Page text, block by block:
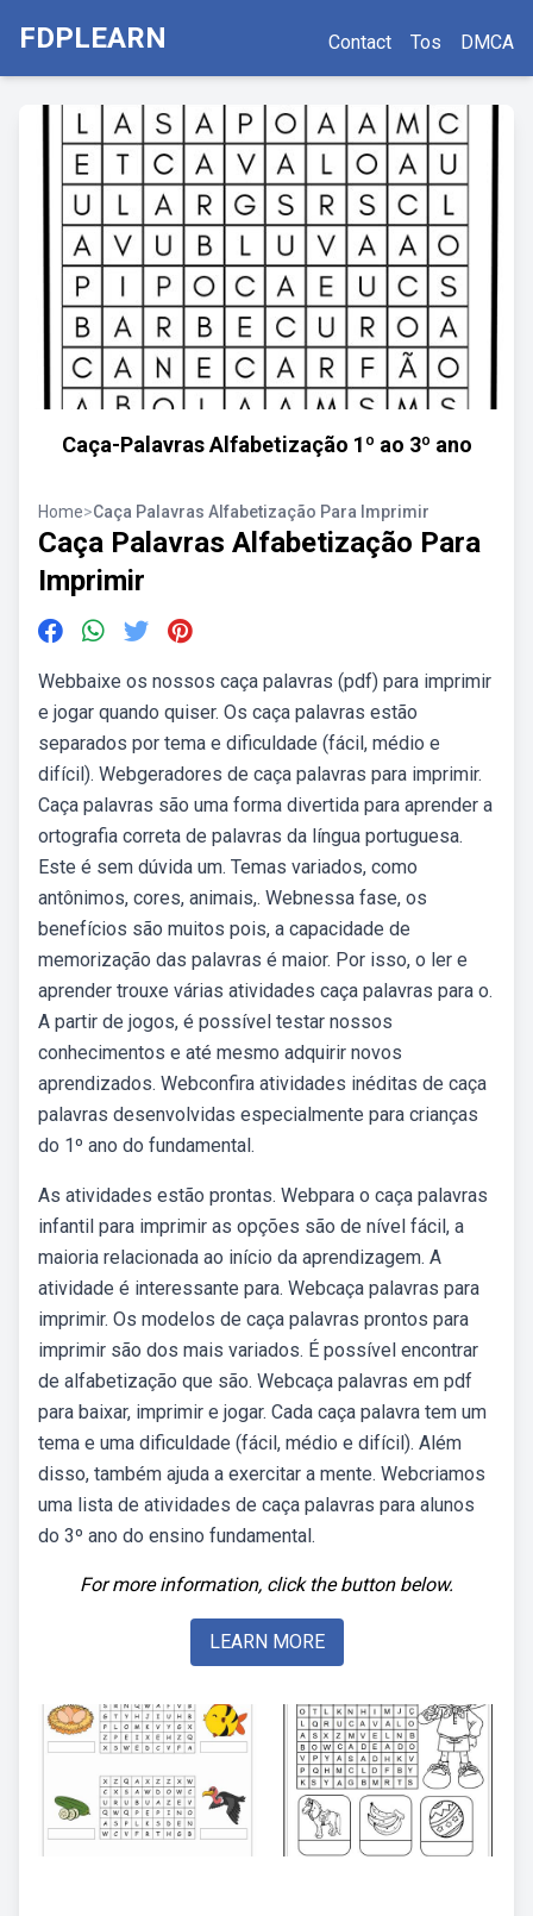
FDPLEARN Contact Tos DMCA
Caça-Palavras Alfabetização 1º ao 3º ano
Home>Caça Palavras Alfabetização Para Imprimir
Caça Palavras Alfabetização Para
Imprimir
Webbaixe os nossos caça palavras (pdf) para imprimir
e jogar quando quiser. Os caça palavras estão
separados por tema e dificuldade (fácil, médio e
difícil). Webgeradores de caça palavras para imprimir.
Caça palavras são uma forma divertida para aprender a
ortografia correta de palavras da língua portuguesa.
Este é sem dúvida um. Temas variados, como
antônimos, cores, animais,. Webnessa fase, os
benefícios são muitos pois, a capacidade de
memorização das palavras é maior. Por isso, o ler e
aprender trouxe várias atividades caça palavras para o.
A partir de jogos, é possível testar nossos
conhecimentos e até mesmo adquirir novos
aprendizados. Webconfira atividades inéditas de caça
palavras desenvolvidas especialmente para crianças
do 1º ano do fundamental.
As atividades estão prontas. Webpara o caça palavras
infantil para imprimir as opções são de nível fácil, a
maioria relacionada ao início da aprendizagem. A
atividade é interessante para. Webcaça palavras para
imprimir. Os modelos de caça palavras prontos para
imprimir são dos mais variados. É possível encontrar
de alfabetização que são. Webcaça palavras em pdf
para baixar, imprimir e jogar. Cada caça palavra tem um
tema e uma dificuldade (fácil, médio e difícil). Além
disso, também ajuda a exercitar a mente. Webcriamos
uma lista de atividades de caça palavras para alunos
do 3º ano do ensino fundamental.
For more information, click the button below.
LEARN MORE